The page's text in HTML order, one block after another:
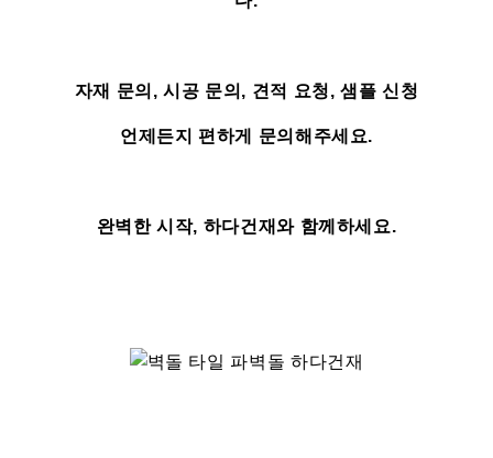
자재 문의, 시공 문의, 견적 요청, 샘플 신청
언제든지 편하게 문의해주세요.
완벽한 시작, 하다건재와 함께하세요.